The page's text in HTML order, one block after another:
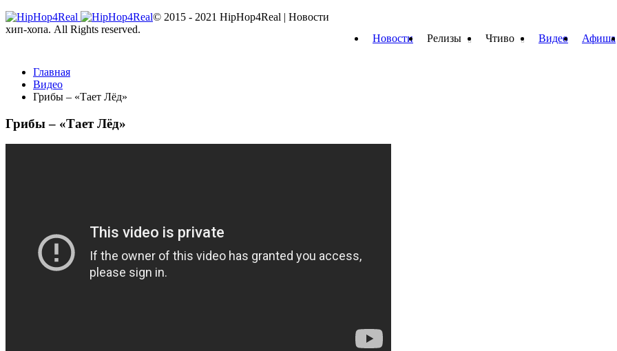
Новости Релизы Чтиво Видео Афиша
Главная
Видео
Грибы – «Тает Лёд»
Грибы – «Тает Лёд»
© 2015 - 2021 HipHop4Real | Новости
хип-хопа. All Rights reserved.